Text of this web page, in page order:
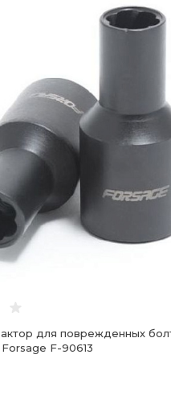
для поврежденных
Forsage F-90613